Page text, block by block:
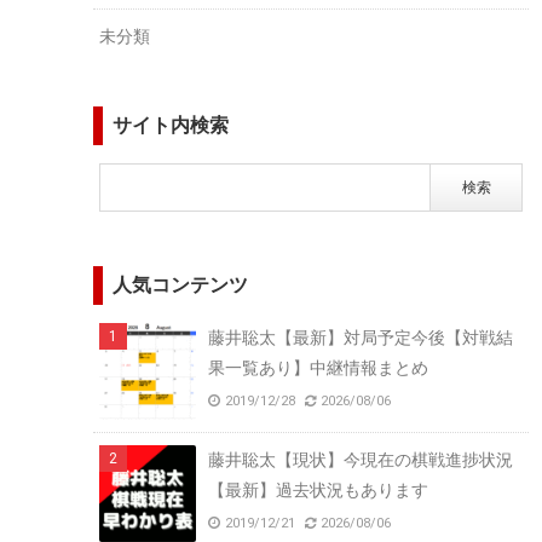
未分類
サイト内検索
人気コンテンツ
藤井聡太【最新】対局予定今後【対戦結
果一覧あり】中継情報まとめ
2019/12/28 2026/08/06
藤井聡太【現状】今現在の棋戦進捗状況
【最新】過去状況もあります
2019/12/21 2026/08/06